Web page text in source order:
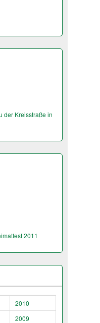
der Kreisstraße in
2011
2010
2009